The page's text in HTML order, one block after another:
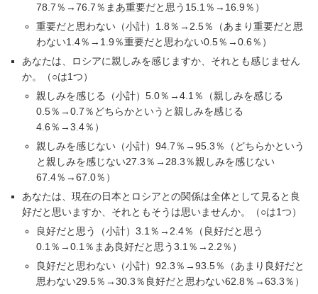
78.7％→76.7％まあ重要だと思う15.1％→16.9％）
重要だと思わない（小計）1.8％→2.5％（あまり重要だと思
わない1.4％→1.9％重要だと思わない0.5％→0.6％）
あなたは、ロシアに親しみを感じますか、それとも感じません
か。（○は1つ）
親しみを感じる（小計）5.0％→4.1％（親しみを感じる
0.5％→0.7％どちらかというと親しみを感じる
4.6％→3.4％）
親しみを感じない（小計）94.7％→95.3％（どちらかという
と親しみを感じない27.3％→28.3％親しみを感じない
67.4％→67.0％）
あなたは、現在の日本とロシアとの関係は全体として見ると良
好だと思いますか、それともそうは思いませんか。（○は1つ）
良好だと思う（小計）3.1％→2.4％（良好だと思う
0.1％→0.1％まあ良好だと思う3.1％→2.2％）
良好だと思わない（小計）92.3％→93.5％（あまり良好だと
思わない29.5％→30.3％良好だと思わない62.8％→63.3％）